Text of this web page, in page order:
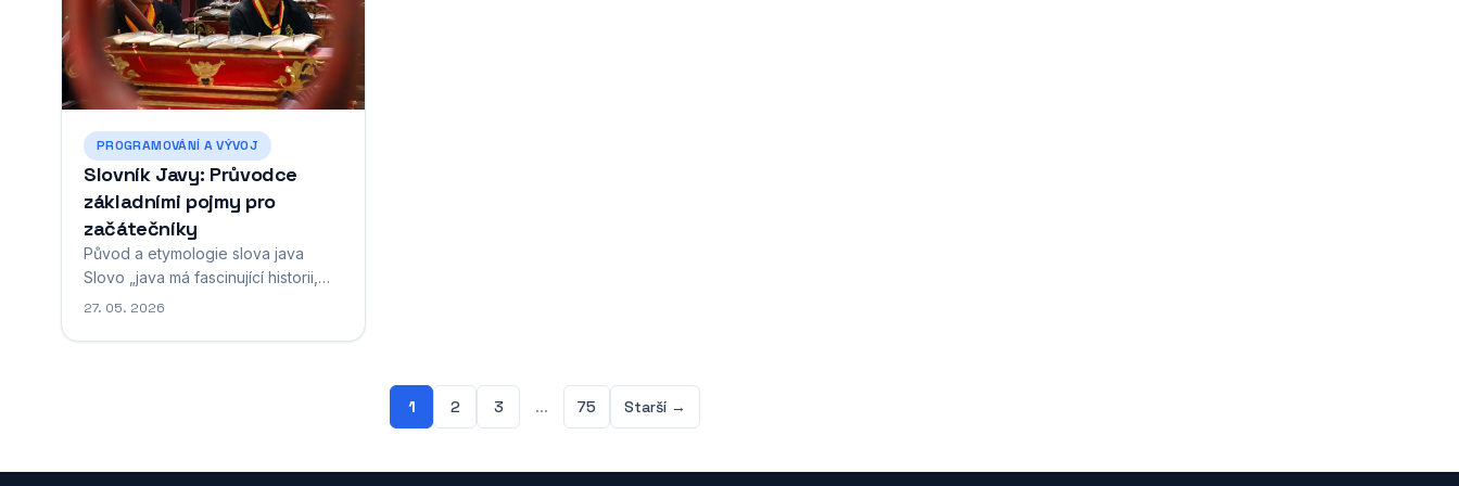
PROGRAMOVÁNÍ A VÝVOJ
Slovník Javy: Průvodce
základními pojmy pro
začátečníky
Původ a etymologie slova java
Slovo „java má fascinující historii,
která sahá hluboko do minulosti a
nové významy v moderní...
27. 05. 2026
1 2 3 ... 75 Starší →